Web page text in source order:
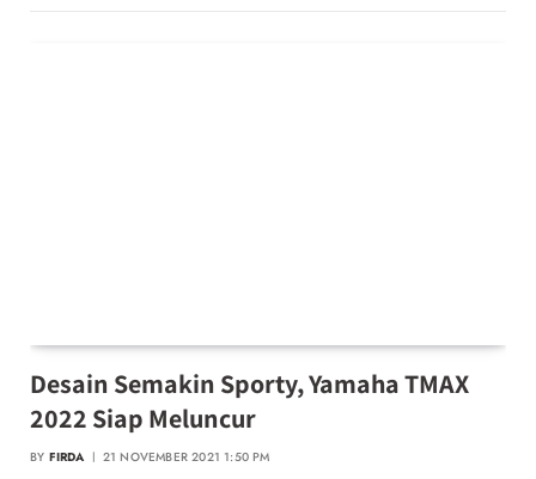
Desain Semakin Sporty, Yamaha TMAX
2022 Siap Meluncur
BY FIRDA 21 NOVEMBER 2021 1:50 PM